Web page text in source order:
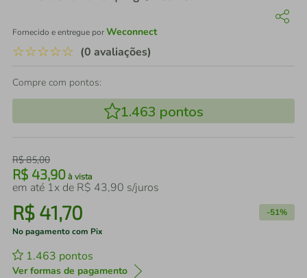
Fornecido e entregue porWeconnect
☆☆☆☆☆ (0 avaliações)
Compre com pontos:
1.463 pontos
R$85,00
R$ 43,90 à vista
em até 1x de R$ 43,90 s/juros
R$ 41,70 -51%
No pagamento com Pix
1.463 pontos
Ver formas de pagamento